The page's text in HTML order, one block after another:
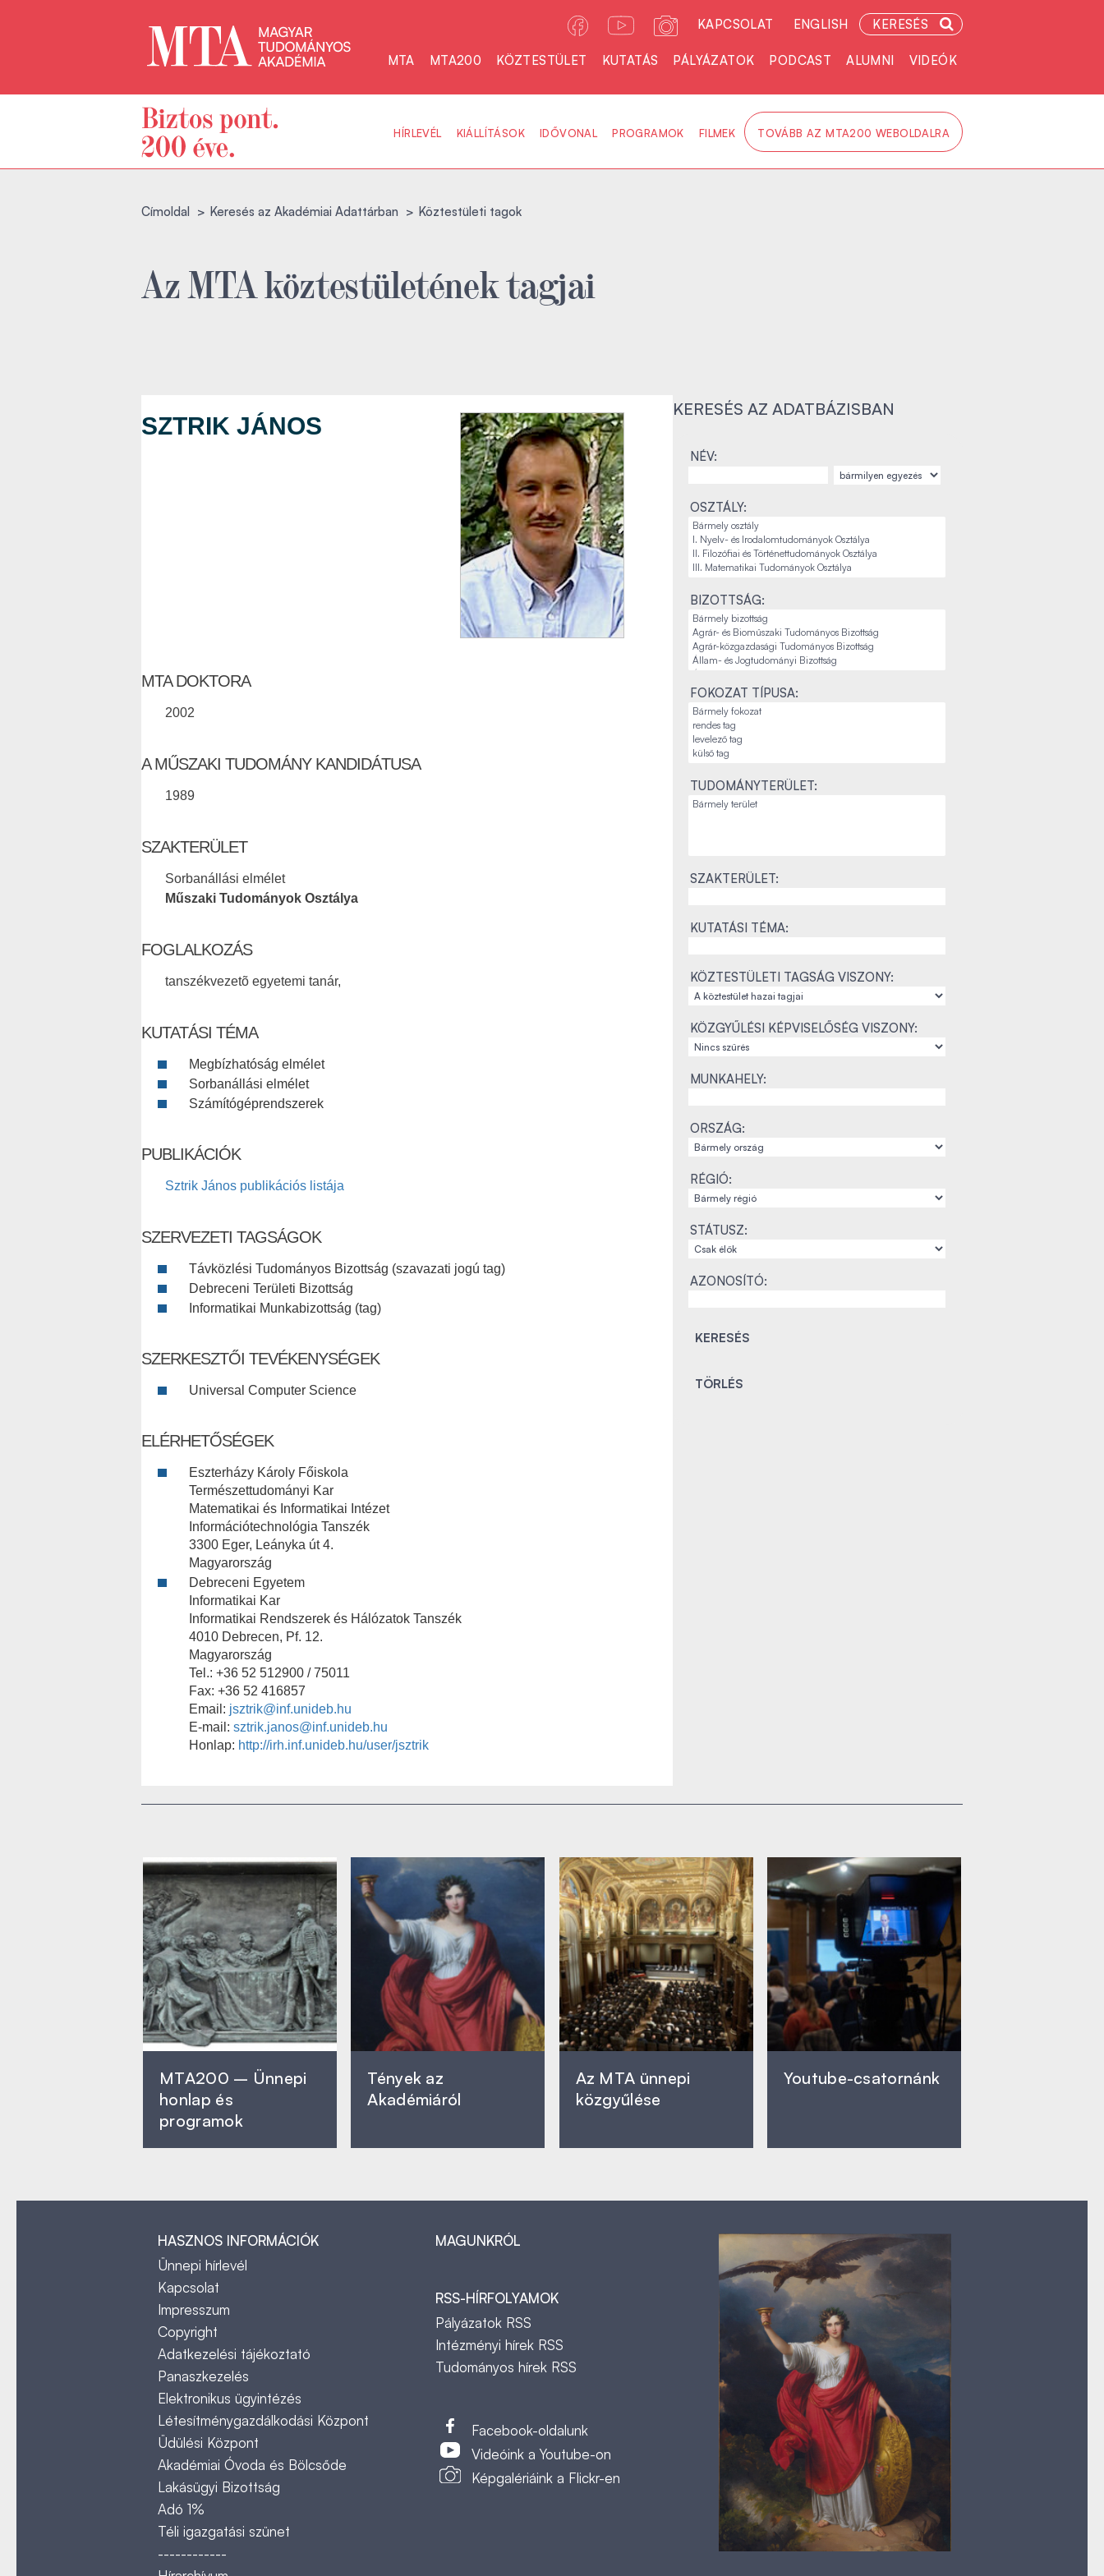
KAPCSOLAT ENGLISH KERESÉS
MTA MTA200 KÖZTESTÜLET KUTATÁS PÁLYÁZATOK PODCAST ALUMNI VIDEÓK
HÍRLEVÉL KIÁLLÍTÁSOK IDŐVONAL PROGRAMOK FILMEK TOVÁBB AZ MTA200 WEBOLDALRA
Címoldal Keresés az Akadémiai Adattárban Köztestületi tagok
Az MTA köztestületének tagjai
SZTRIK JÁNOS
MTA DOKTORA
2002
A MŰSZAKI TUDOMÁNY KANDIDÁTUSA
1989
SZAKTERÜLET
Sorbanállási elmélet
Műszaki Tudományok Osztálya
FOGLALKOZÁS
tanszékvezetõ egyetemi tanár,
KUTATÁSI TÉMA
Megbízhatóság elmélet
Sorbanállási elmélet
Számítógéprendszerek
PUBLIKÁCIÓK
Sztrik János publikációs listája
SZERVEZETI TAGSÁGOK
Távközlési Tudományos Bizottság (szavazati jogú tag)
Debreceni Területi Bizottság
Informatikai Munkabizottság (tag)
SZERKESZTŐI TEVÉKENYSÉGEK
Universal Computer Science
ELÉRHETŐSÉGEK
Eszterházy Károly Főiskola
Természettudományi Kar
Matematikai és Informatikai Intézet
Információtechnológia Tanszék
3300 Eger, Leányka út 4.
Magyarország
Debreceni Egyetem
Informatikai Kar
Informatikai Rendszerek és Hálózatok Tanszék
4010 Debrecen, Pf. 12.
Magyarország
Tel.: +36 52 512900 / 75011
Fax: +36 52 416857
Email: jsztrik@inf.unideb.hu
E-mail: sztrik.janos@inf.unideb.hu
Honlap: http://irh.inf.unideb.hu/user/jsztrik
KERESÉS AZ ADATBÁZISBAN
NÉV:
OSZTÁLY:
BIZOTTSÁG:
FOKOZAT TÍPUSA:
TUDOMÁNYTERÜLET:
SZAKTERÜLET:
KUTATÁSI TÉMA:
KÖZTESTÜLETI TAGSÁG VISZONY:
KÖZGYŰLÉSI KÉPVISELŐSÉG VISZONY:
MUNKAHELY:
ORSZÁG:
RÉGIÓ:
STÁTUSZ:
AZONOSÍTÓ:
MTA200 – Ünnepi
honlap és
programok
Tények az
Akadémiáról
Az MTA ünnepi
közgyűlése
Youtube-csatornánk
HASZNOS INFORMÁCIÓK
Ünnepi hírlevél
Kapcsolat
Impresszum
Copyright
Adatkezelési tájékoztató
Panaszkezelés
Elektronikus ügyintézés
Létesítménygazdálkodási Központ
Üdülési Központ
Akadémiai Óvoda és Bölcsőde
Lakásügyi Bizottság
Adó 1%
Téli igazgatási szünet
------------
MAGUNKRÓL
RSS-HÍRFOLYAMOK
Pályázatok RSS
Intézményi hírek RSS
Tudományos hírek RSS
Facebook-oldalunk
Videóink a Youtube-on
Képgalériáink a Flickr-en